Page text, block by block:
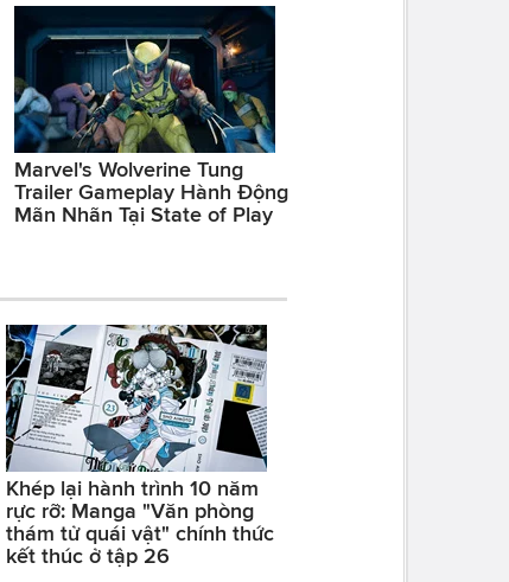
Marvel's Wolverine Tung
Trailer Gameplay Hành Động
Mãn Nhãn Tại State of Play
Khép lại hành trình 10 năm
rực rỡ: Manga "Văn phòng
thám tử quái vật" chính thức
kết thúc ở tập 26